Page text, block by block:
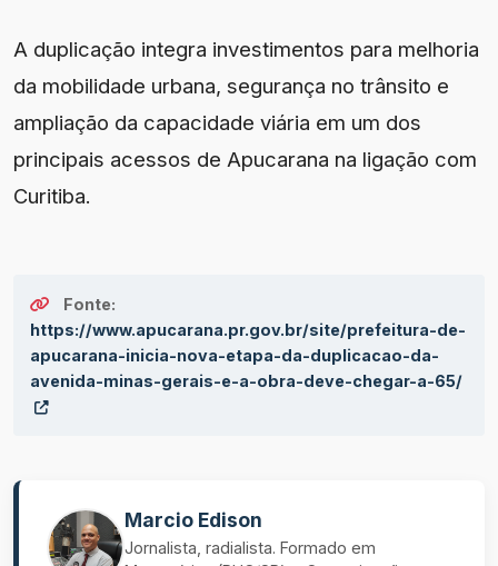
A duplicação integra investimentos para melhoria
da mobilidade urbana, segurança no trânsito e
ampliação da capacidade viária em um dos
principais acessos de Apucarana na ligação com
Curitiba.
Fonte:
https://www.apucarana.pr.gov.br/site/prefeitura-de-
apucarana-inicia-nova-etapa-da-duplicacao-da-
avenida-minas-gerais-e-a-obra-deve-chegar-a-65/
Marcio Edison
Jornalista, radialista. Formado em